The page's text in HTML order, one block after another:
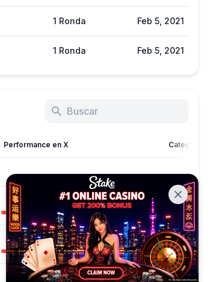
1 Ronda Feb 5, 2021
1 Ronda Feb 5, 2021
Performance en X Categoria
Elite DEX +9
712 Normal Blockchain Service +2
40 Poor